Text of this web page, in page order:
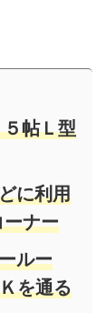
帖Ｌ型
に利用
ナー
ルー
を通る